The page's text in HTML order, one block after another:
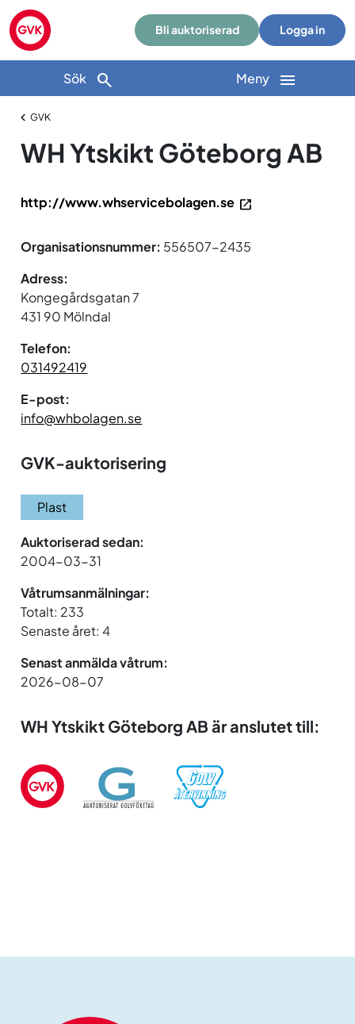
Bli auktoriserad Logga in
Sök Meny
GVK
WH Ytskikt Göteborg AB
http://www.whservicebolagen.se
Organisationsnummer: 556507-2435
Adress:
Kongegårdsgatan 7
431 90 Mölndal
Telefon:
031492419
E-post:
info@whbolagen.se
GVK-auktorisering
Plast
Auktoriserad sedan:
2004-03-31
Våtrumsanmälningar:
Totalt: 233
Senaste året: 4
Senast anmälda våtrum:
2026-08-07
WH Ytskikt Göteborg AB är anslutet till: